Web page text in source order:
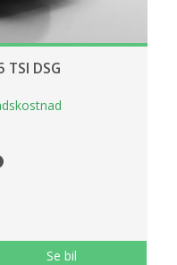
TSI DSG
Se bil